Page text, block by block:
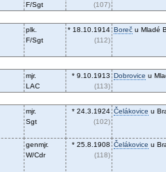
F/Sgt
(107)
plk.
F/Sgt
* 18.10.1914
(112)
Boreč u Mladé
mjr.
LAC
* 9.10.1913
(113)
Dobrovice u
mjr.
Sgt
* 24.3.1924
(102)
Čelákovice u
genmjr.
W/Cdr
* 25.8.1908
(118)
Čelákovice u